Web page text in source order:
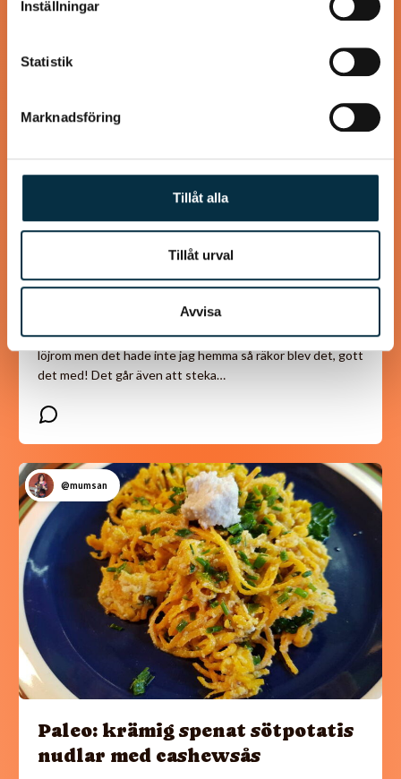
samlat in när du har använt deras tjänster.
Inställningar
Statistik
Marknadsföring
Tillåt alla
Tillåt urval
Avvisa
och löjrom (eller räkor)
Originalreceptet från www.paleoskafferiet.se är med
löjrom men det hade inte jag hemma så räkor blev det, gott
det med! Det går även att steka…
@mumsan
Paleo: krämig spenat sötpotatis
nudlar med cashewsås